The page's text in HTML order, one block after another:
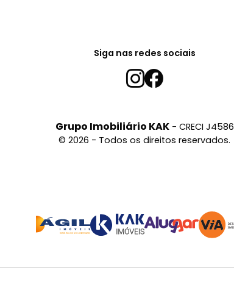
Siga nas redes sociais
Grupo Imobiliário KAK- CRECI J4586
© 2026 - Todos os direitos reservados.